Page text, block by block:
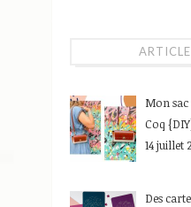
Mon
Coq
14 juillet
Des